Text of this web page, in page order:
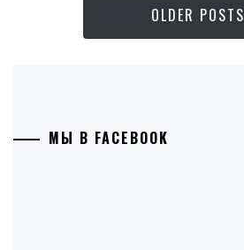
OLDER POSTS
МЫ В FACEBOOK